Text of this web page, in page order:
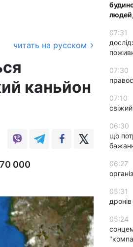
читать на русском
каньйон
000
07:31
07:30
07:10
06:30
що
06:27
05:31
05:24